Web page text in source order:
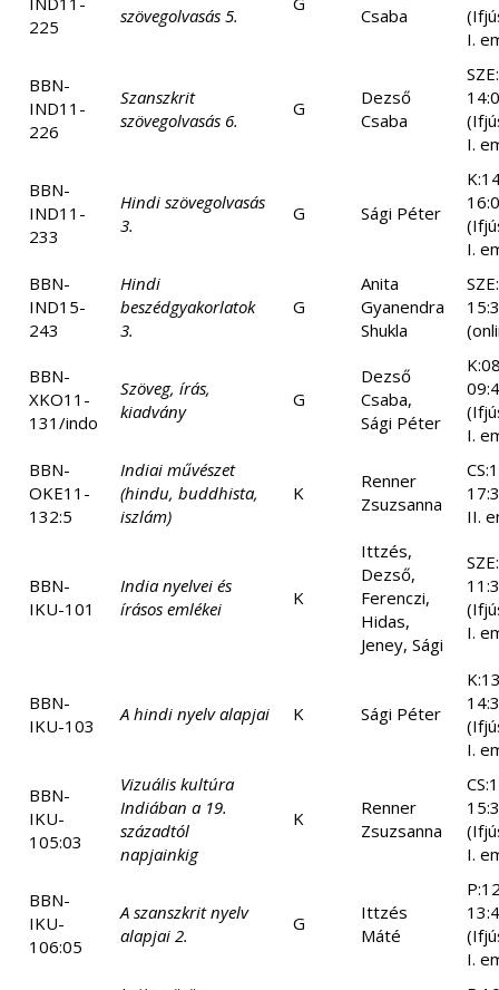
225
szövegolvasás 5.
Csaba
I.
BBN-
IND11-
226
Szanszkrit
szövegolvasás 6.
G
Dezső
Csaba
I.
BBN-
IND11-
233
Hindi szövegolvasás
3.
G Sági Péter
I.
BBN-
IND15-
243
Hindi
beszédgyakorlatok
3.
G
Anita
Gyanendra
Shukla
BBN-
XKO11-
131/indo
Szöveg, írás,
kiadvány
G
Dezső
Csaba,
Sági Péter
I.
BBN-
OKE11-
132:5
Indiai művészet
(hindu, buddhista,
iszlám)
K
Renner
Zsuzsanna
II.
BBN-
IKU-101
India nyelvei és
írásos emlékei
K
Ittzés,
Dezső,
Ferenczi,
Hidas,
Jeney, Sági
I.
BBN-
IKU-103
A hindi nyelv alapjai K Sági Péter
I.
BBN-
IKU-
105:03
Vizuális kultúra
Indiában a 19.
századtól
napjainkig
K
Renner
Zsuzsanna
I.
BBN-
IKU-
106:05
A szanszkrit nyelv
alapjai 2.
G
Ittzés
Máté
I.